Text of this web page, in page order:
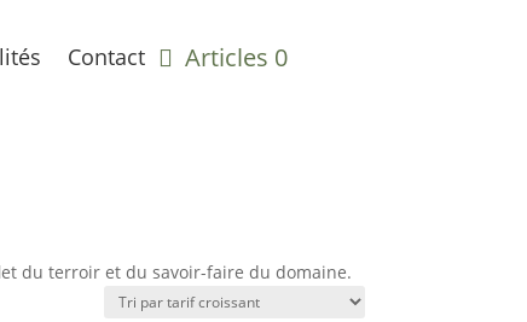
Contact Articles 0
du terroir et du savoir-faire du domaine.